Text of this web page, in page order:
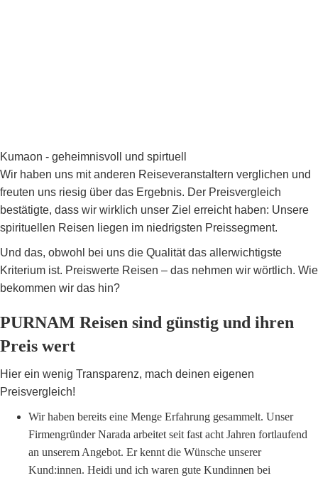
Kumaon - geheimnisvoll und spirtuell
Wir haben uns mit anderen Reiseveranstaltern verglichen und
freuten uns riesig über das Ergebnis. Der Preisvergleich
bestätigte, dass wir wirklich unser Ziel erreicht haben: Unsere
spirituellen Reisen liegen im niedrigsten Preissegment.
Und das, obwohl bei uns die Qualität das allerwichtigste
Kriterium ist. Preiswerte Reisen – das nehmen wir wörtlich. Wie
bekommen wir das hin?
PURNAM Reisen sind günstig und ihren
Preis wert
Hier ein wenig Transparenz, mach deinen eigenen
Preisvergleich!
Wir haben bereits eine Menge Erfahrung gesammelt. Unser
Firmengründer Narada arbeitet seit fast acht Jahren fortlaufend
an unserem Angebot. Er kennt die Wünsche unserer
Kund:innen. Heidi und ich waren gute Kundinnen bei